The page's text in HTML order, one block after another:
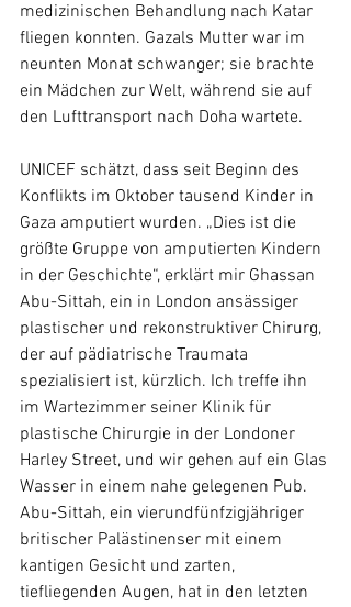
medizinischen Behandlung nach Katar
fliegen konnten. Gazals Mutter war im
neunten Monat schwanger; sie brachte
ein Mädchen zur Welt, während sie auf
den Lufttransport nach Doha wartete.
UNICEF schätzt, dass seit Beginn des
Konflikts im Oktober tausend Kinder in
Gaza amputiert wurden. „Dies ist die
größte Gruppe von amputierten Kindern
in der Geschichte“, erklärt mir Ghassan
Abu-Sittah, ein in London ansässiger
plastischer und rekonstruktiver Chirurg,
der auf pädiatrische Traumata
spezialisiert ist, kürzlich. Ich treffe ihn
im Wartezimmer seiner Klinik für
plastische Chirurgie in der Londoner
Harley Street, und wir gehen auf ein Glas
Wasser in einem nahe gelegenen Pub.
Abu-Sittah, ein vierundfünfzigjähriger
britischer Palästinenser mit einem
kantigen Gesicht und zarten,
tiefliegenden Augen, hat in den letzten